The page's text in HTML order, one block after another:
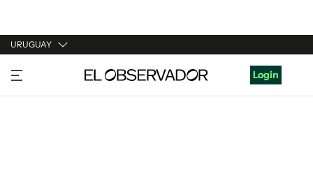
URUGUAY
URUGUAY
ARGENTINA
Login